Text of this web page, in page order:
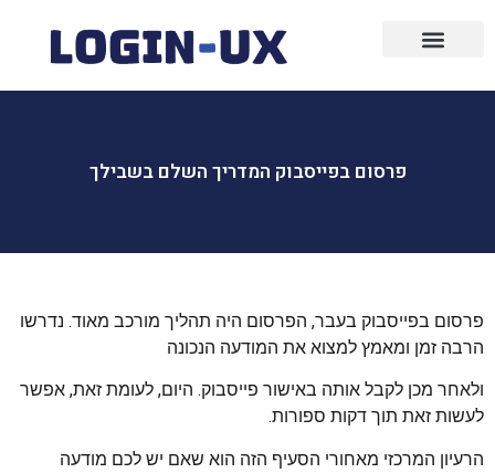
פרסום בפייסבוק המדריך השלם בשבילך
פרסום בפייסבוק בעבר, הפרסום היה תהליך מורכב מאוד. נדרשו
הרבה זמן ומאמץ למצוא את המודעה הנכונה
ולאחר מכן לקבל אותה באישור פייסבוק. היום, לעומת זאת, אפשר
לעשות זאת תוך דקות ספורות.
הרעיון המרכזי מאחורי הסעיף הזה הוא שאם יש לכם מודעה